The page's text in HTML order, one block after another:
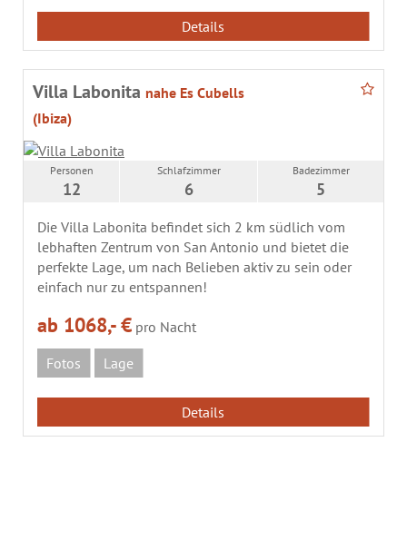
Details
Villa Labonita nahe Es Cubells
(Ibiza)
Personen
12
Schlafzimmer
6
Badezimmer
5
Die Villa Labonita befindet sich 2 km südlich vom
lebhaften Zentrum von San Antonio und bietet die
perfekte Lage, um nach Belieben aktiv zu sein oder
einfach nur zu entspannen!
ab 1068,- € pro Nacht
Fotos
Lage
Details